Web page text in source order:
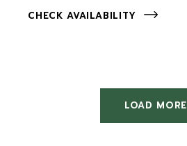
CHECK AVAILABILITY
LOAD MORE